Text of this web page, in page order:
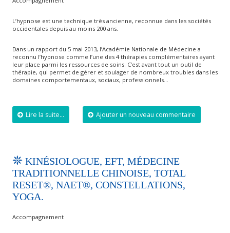
L’hypnose est une technique très ancienne, reconnue dans les sociétés
occidentales depuis au moins 200 ans.
Dans un rapport du 5 mai 2013, l’Académie Nationale de Médecine a
reconnu l’hypnose comme l’une des 4 thérapies complémentaires ayant
leur place parmi les ressources de soins. C’est avant tout un outil de
thérapie, qui permet de gérer et soulager de nombreux troubles dans les
domaines comportementaux, sociaux, professionnels…
Lire la suite... Ajouter un nouveau commentaire
KINÉSIOLOGUE, EFT, MÉDECINE
TRADITIONNELLE CHINOISE, TOTAL
RESET®, NAET®, CONSTELLATIONS,
YOGA.
Accompagnement